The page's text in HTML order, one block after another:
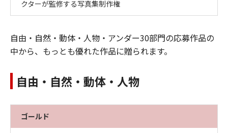
クターが監修する写真集制作権
自由・自然・動体・人物・アンダー30部門の応募作品の
中から、もっとも優れた作品に贈られます。
自由・自然・動体・人物
ゴールド